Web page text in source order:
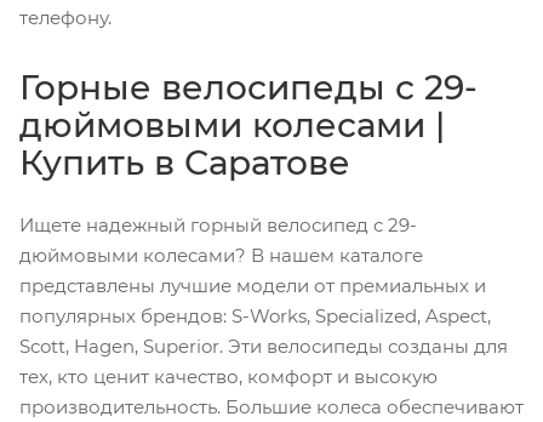
телефону.
Горные велосипеды с 29-
дюймовыми колесами |
Купить в Саратове
Ищете надежный горный велосипед с 29-
дюймовыми колесами? В нашем каталоге
представлены лучшие модели от премиальных и
популярных брендов: S-Works, Specialized, Aspect,
Scott, Hagen, Superior. Эти велосипеды созданы для
тех, кто ценит качество, комфорт и высокую
производительность. Большие колеса обеспечивают